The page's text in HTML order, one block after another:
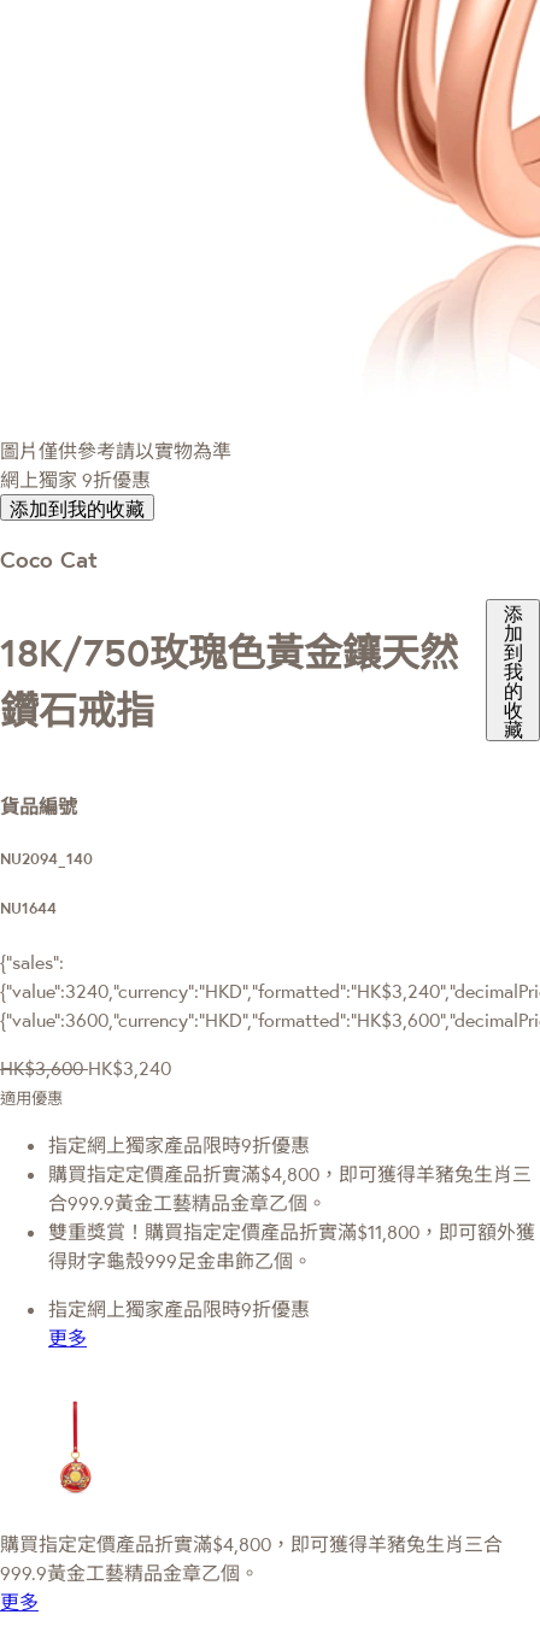
圖片僅供參考請以實物為準
網上獨家 9折優惠
添加到我的收藏
Coco Cat
18K/750玫瑰色黃金鑲天然
鑽石戒指
添
加
到
我
的
收
藏
貨品編號
NU2094_140
NU1644
{"sales":
HK$3,600 HK$3,240
適用優惠
指定網上獨家產品限時9折優惠
購買指定定價產品折實滿$4,800，即可獲得羊豬兔生肖三
合999.9黃金工藝精品金章乙個。
雙重獎賞！購買指定定價產品折實滿$11,800，即可額外獲
得財字龜殼999足金串飾乙個。
指定網上獨家產品限時9折優惠
更多
購買指定定價產品折實滿$4,800，即可獲得羊豬兔生肖三合
999.9黃金工藝精品金章乙個。
更多